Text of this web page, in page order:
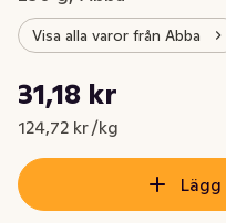
Visa alla varor från Abba
Nuvarande pris är: 31,18 kr
31,18 kr
124,72 kr /kg
Styckpris: 124,72 kr /kg